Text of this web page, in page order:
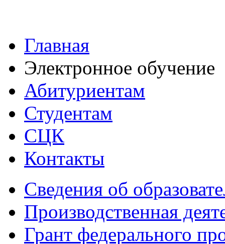
Главная
Электронное обучение
Абитуриентам
Студентам
СЦК
Контакты
Сведения об
Производственная
Грант федерального